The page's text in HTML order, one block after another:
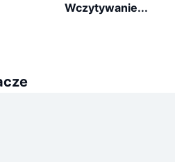
Wczytywanie...